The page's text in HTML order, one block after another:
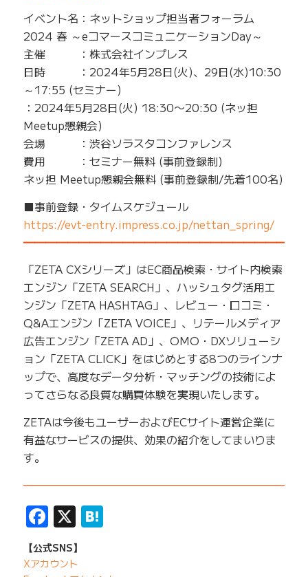
イベント名：ネットショップ担当者フォーラム
2024 春 ～eコマースコミュニケーションDay～
主催 ：株式会社インプレス
日時 ：2024年5月28日(火)、29日(水)10:30
～17:55 (セミナー)
：2024年5月28日(火) 18:30〜20:30 (ネッ担
Meetup懇親会)
会場 ：渋谷ソラスタコンファレンス
費用 ：セミナー無料 (事前登録制)
ネッ担 Meetup懇親会無料 (事前登録制/先着100名)
■事前登録・タイムスケジュール
https://evt-entry.impress.co.jp/nettan_spring/
「ZETA CXシリーズ」はEC商品検索・サイト内検索
エンジン「ZETA SEARCH」、ハッシュタグ活用エ
ンジン「ZETA HASHTAG」、レビュー・口コミ・
Q&Aエンジン「ZETA VOICE」、リテールメディア
広告エンジン「ZETA AD」、OMO・DXソリューシ
ョン「ZETA CLICK」をはじめとする8つのラインナ
ップで、高度なデータ分析・マッチングの技術によ
ってさらなる良質な購買体験を実現いたします。
ZETAは今後もユーザーおよびECサイト運営企業に
有益なサービスの提供、効果の紹介をしてまいりま
す。
Facebook
X Hatena
【公式SNS】
Xアカウント